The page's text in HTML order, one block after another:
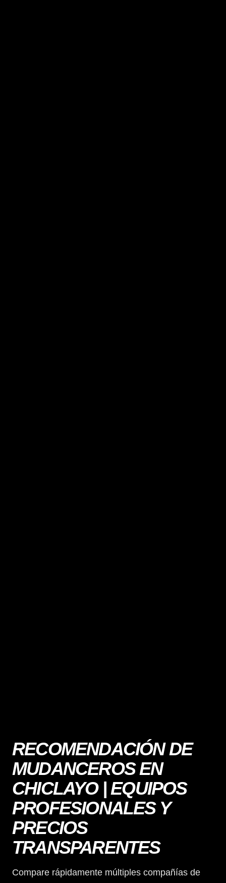
RECOMENDACIÓN DE
MUDANCEROS EN
CHICLAYO | EQUIPOS
PROFESIONALES Y
PRECIOS
TRANSPARENTES
Compare rápidamente múltiples compañías de